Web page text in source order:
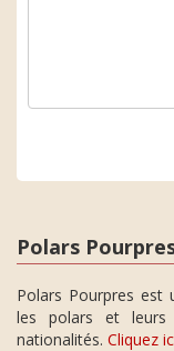
Polars
Polars Pourpres est
les polars et
nationalités. Cliquez